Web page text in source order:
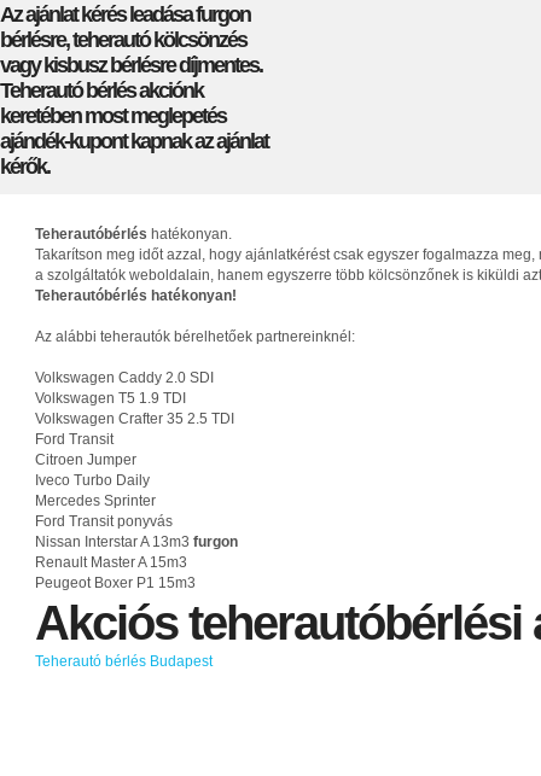
Az ajánlat kérés leadása furgon
bérlésre, teherautó kölcsönzés
vagy kisbusz bérlésre díjmentes.
Teherautó bérlés akciónk
keretében most meglepetés
ajándék-kupont kapnak az ajánlat
kérők.
Teherautóbérlés hatékonyan.
Takarítson meg időt azzal, hogy ajánlatkérést csak egyszer fogalmazza
a szolgáltatók weboldalain, hanem egyszerre több kölcsönzőnek is kiküldi
Teherautóbérlés hatékonyan!
Az alábbi teherautók bérelhetőek partnereinknél:
Volkswagen Caddy 2.0 SDI
Volkswagen T5 1.9 TDI
Volkswagen Crafter 35 2.5 TDI
Ford Transit
Citroen Jumper
Iveco Turbo Daily
Mercedes Sprinter
Ford Transit ponyvás
Nissan Interstar A 13m3 furgon
Renault Master A 15m3
Peugeot Boxer P1 15m3
Akciósteherautóbérlési
Teherautó bérlés Budapest